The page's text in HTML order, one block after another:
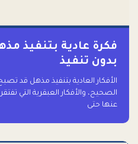
فكرة عادية بتنفيذ
بدون تنفيذ
الأفكار العادية بتنفيذ مذهل قد
الصحيح، والأفكار العبقرية التي
عنها حتى